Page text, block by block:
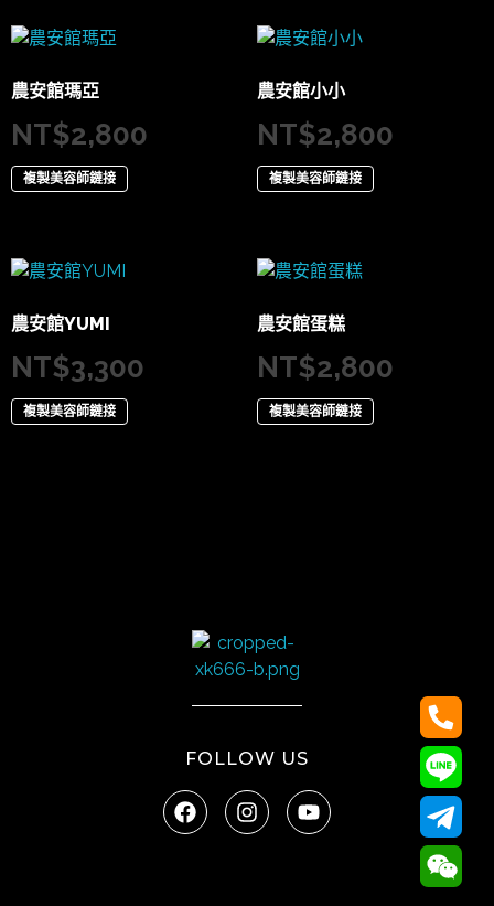
農安館瑪亞
NT$2,800
複製美容師鏈接
農安館小小
NT$2,800
複製美容師鏈接
農安館YUMI
NT$3,300
複製美容師鏈接
農安館蛋糕
NT$2,800
複製美容師鏈接
FOLLOW US